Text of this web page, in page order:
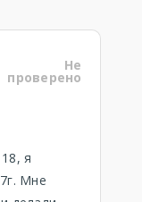
Не
проверено
я
Мне